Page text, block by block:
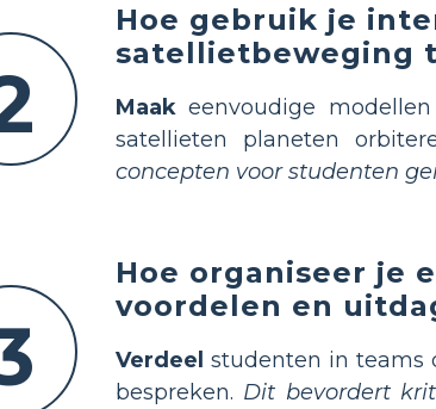
Hoe gebruik je
satellietbeweging
Maak eenvoudige
satellieten planeten
concepten voor studenten
Hoe organiseer je
voordelen en
Verdeel studenten in teams
bespreken. Dit bevordert